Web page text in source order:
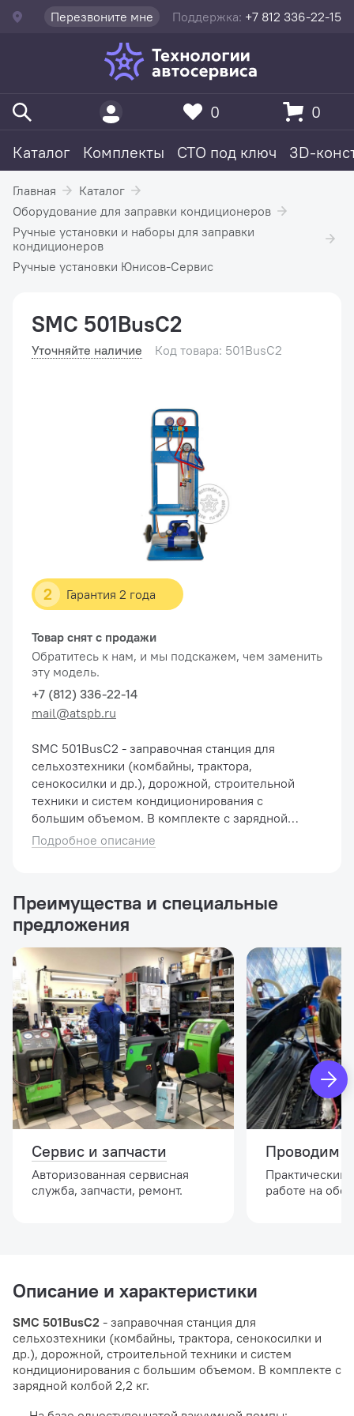
Перезвоните мне Поддержка: +7 812 336-22-15
Каталог Комплекты СТО под ключ 3D-
0 0
Главная
Каталог
Оборудование для заправки кондиционеров
Ручные установки и наборы для заправки
кондиционеров
Ручные установки Юнисов-Сервис
2 Гарантия 2 года
SMC 501BusC2
Уточняйте наличие Код товара: 501BusC2
SMC 501BusC2 - заправочная станция для
сельхозтехники (комбайны, трактора,
сенокосилки и др.), дорожной, строительной
техники и систем кондиционирования с
большим объемом. В комплекте с зарядной
колбой 2,2 кг. На базе одноступенчатой
вакуумной помпы; Производительность: 132 л...
Подробное описание
Товар снят с продажи
Обратитесь к нам, и мы подскажем, чем заменить
эту модель.
+7 (812) 336-22-14
mail@atspb.ru
Преимущества и специальные
предложения
Сервис и запчасти
Авторизованная сервисная
служба, запчасти, ремонт.
Проводим
Практический
работе на
Описание и характеристики
SMC 501BusC2 - заправочная станция для
сельхозтехники (комбайны, трактора, сенокосилки и
др.), дорожной, строительной техники и систем
кондиционирования с большим объемом. В комплекте с
зарядной колбой 2,2 кг.